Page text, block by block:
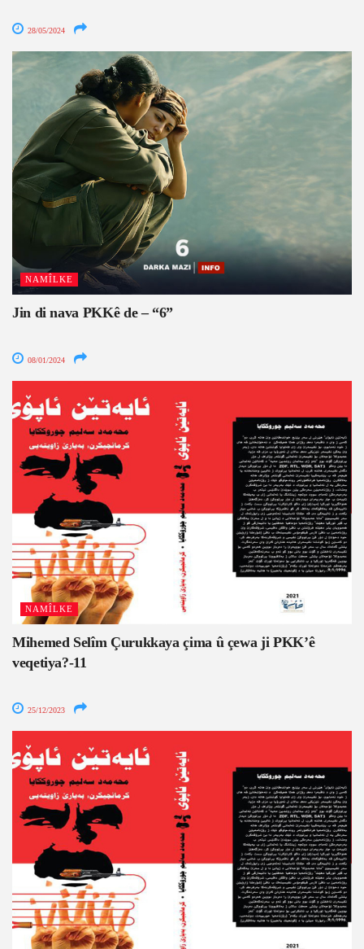
28/05/2024
NAMÎLKE
Jin di nava PKKê de – “6”
08/01/2024
NAMÎLKE
Mihemed Selîm Çurukkaya çima û çewa ji PKK’ê
veqetiya?-11
25/12/2023